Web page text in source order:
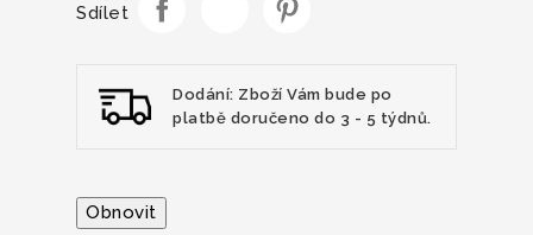
Sdílet
Dodání: Zboží Vám bude po
platbě doručeno do 3 - 5 týdnů.